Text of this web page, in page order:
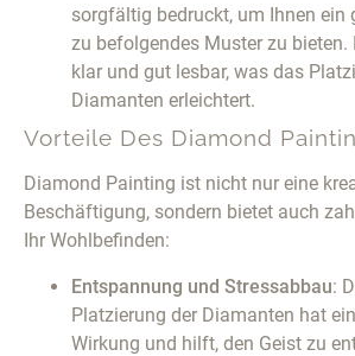
sorgfältig bedruckt, um Ihnen ein
zu befolgendes Muster zu bieten.
klar und gut lesbar, was das
Diamanten erleichtert.
Vorteile Des Diamond
Diamond Painting ist nicht nur eine
Beschäftigung, sondern bietet auch
Ihr Wohlbefinden:
Entspannung und Stressabbau:
Platzierung der Diamanten hat
Wirkung und hilft, den Geist zu